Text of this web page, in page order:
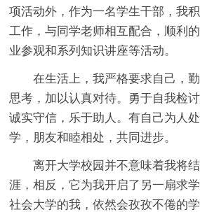
项活动外，作为一名学生干部，我
工作，与同学老师相互配合，顺利
业参观和系列知识讲座等活动。
在生活上，我严格要求自己，
思考，加以认真对待。勇于自我检
诚实守信，乐于助人。有自己为人
学，朋友和睦相处，共同进步。
离开大学校园并不意味着我将
涯，相反，它为我开启了另一扇求
社会大学的我，依然会孜孜不倦的